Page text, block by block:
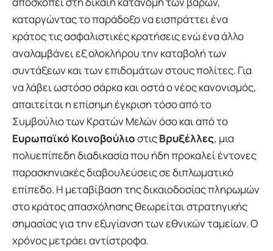
καταργώντας το παράδοξο να εισπράττει ένα
κράτος τις ασφαλιστικές κρατήσεις ενώ ένα άλλο
αναλαμβάνει εξ ολοκλήρου την καταβολή των
συντάξεων και των επιδομάτων στους πολίτες. Για
να λάβει ωστόσο σάρκα και οστά ο νέος κανονισμός,
απαιτείται η επίσημη έγκριση τόσο από το
Συμβούλιο των Κρατών Μελών όσο και από το
Ευρωπαϊκό ΚοινοβούλιοστιςΒρυξέλλες, μια
πολυεπίπεδη διαδικασία που ήδη προκαλεί έντονες
παρασκηνιακές διαβουλεύσεις σε διπλωματικό
επίπεδο. Η μεταβίβαση της δικαιοδοσίας πληρωμών
στο κράτος απασχόλησης θεωρείται στρατηγικής
σημασίας για την εξυγίανση των εθνικών ταμείων. Ο
χρόνος μετράει αντίστροφα.